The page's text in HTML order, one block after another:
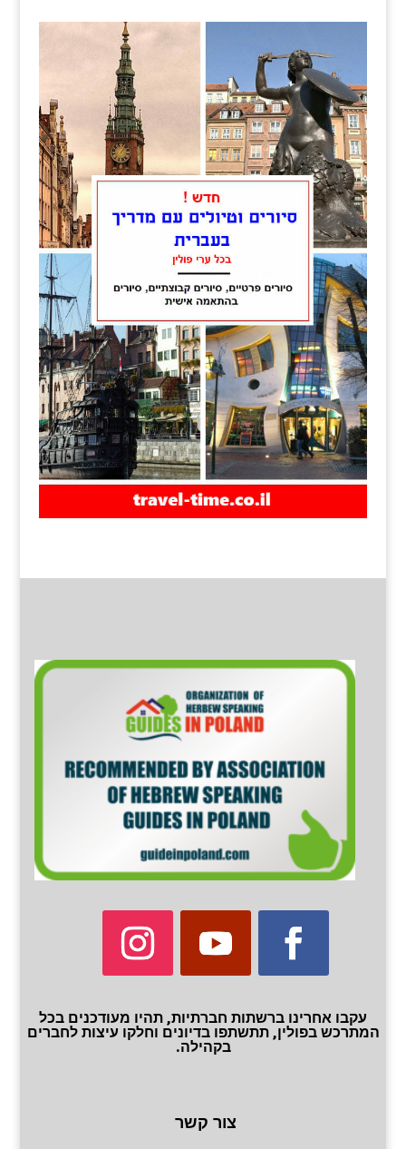
עקבו אחרינו ברשתות חברתיות, תהיו מעודכנים בכל
המתרכש בפולין, תתשתפו בדיונים וחלקו עיצות לחברים
בקהילה.
צור קשר